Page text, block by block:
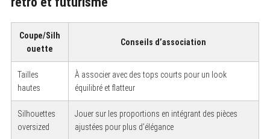
Coupe/Silh
ouette
Conseils d’association
Tailles
hautes
À associer avec des tops courts pour un look
équilibré et flatteur
Silhouettes
oversized
Jouer sur les proportions en intégrant des pièces
ajustées pour plus d’élégance